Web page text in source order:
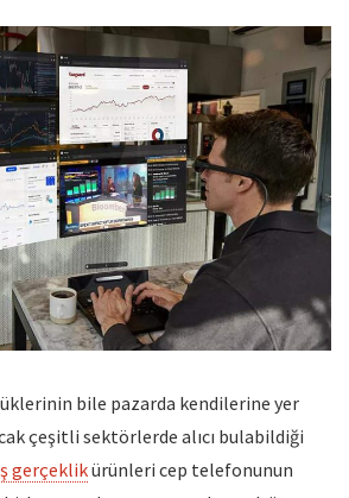
bile pazarda kendilerine yer
çeşitli sektörlerde alıcı bulabildiği
gerçeklikürünleri cep telefonunun